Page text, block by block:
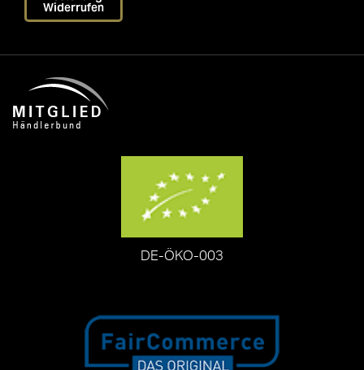
Widerrufen
DE-ÖKO-003